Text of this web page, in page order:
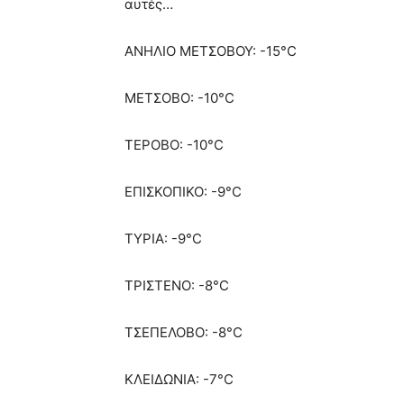
αυτές…
ΑΝΗΛΙΟ ΜΕΤΣΟΒΟΥ: -15°C
ΜΕΤΣΟΒΟ: -10°C
ΤΕΡΟΒΟ: -10°C
ΕΠΙΣΚΟΠΙΚΟ: -9°C
ΤΥΡΙΑ: -9°C
ΤΡΙΣΤΕΝΟ: -8°C
ΤΣΕΠΕΛΟΒΟ: -8°C
ΚΛΕΙΔΩΝΙΑ: -7°C